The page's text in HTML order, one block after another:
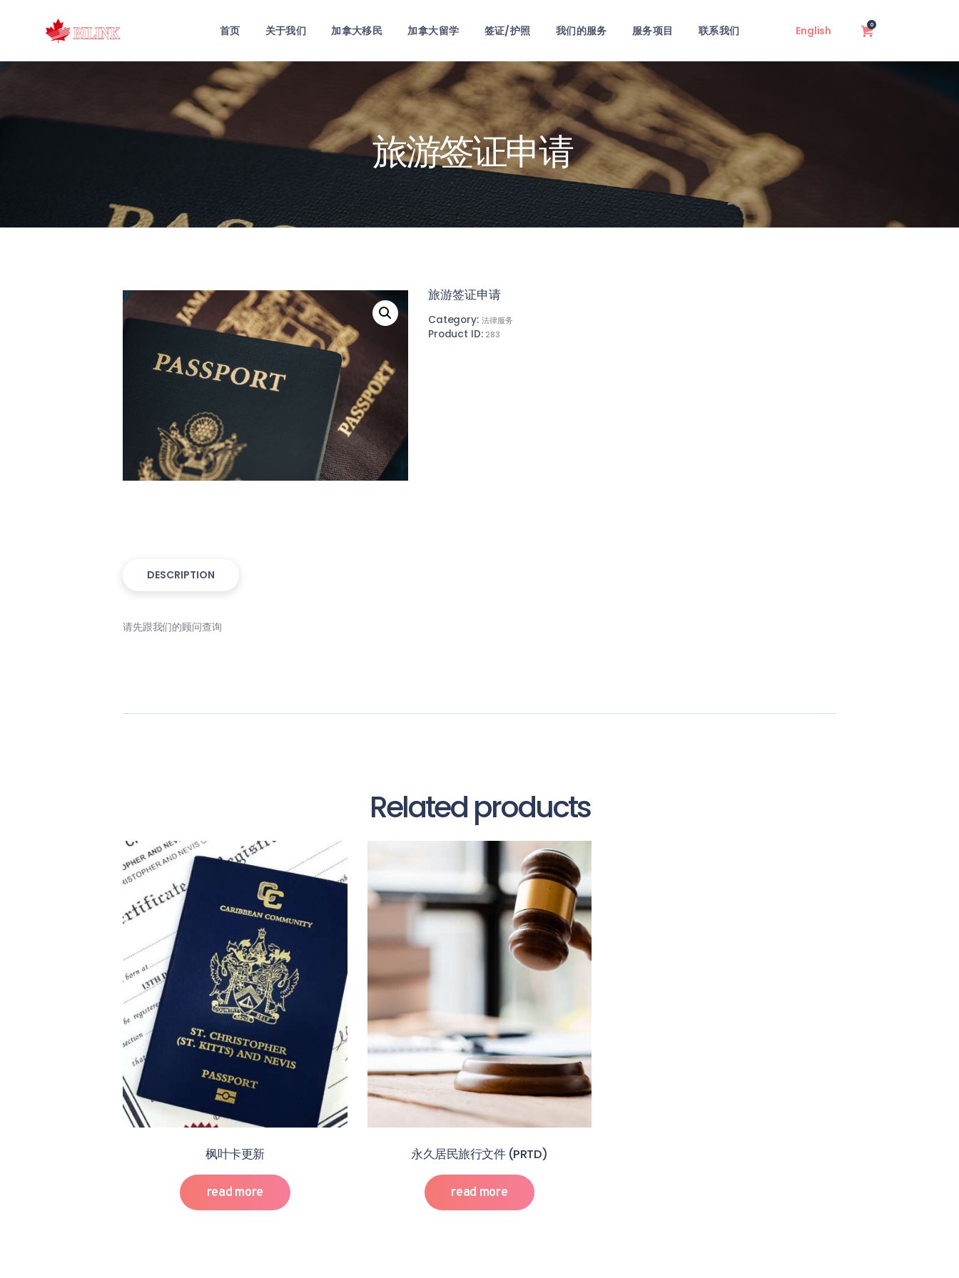
首页 关于我们 加拿大移民 加拿大留学 签证/护照 我们的服务 服务项目 联系我们 English 0
旅游签证申请
加拿大移民
加拿大留学
签证/护照
我们的服务
服务项目
旅游签证申请
Category: 法律服务
Product ID: 283
DESCRIPTION
请先跟我们的顾问查询
Related products
枫叶卡更新
read more
永久居民旅行文件 (PRTD)
read more